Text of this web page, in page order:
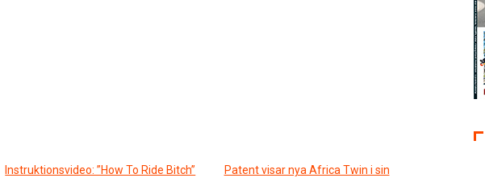
Instruktionsvideo: ”How To Ride Bitch”
Patent visar nya Africa Twin i sin